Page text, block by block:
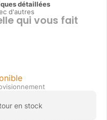
détaillées
d'autres
qui vous fait
en stock